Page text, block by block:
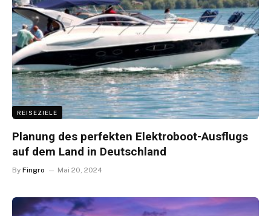
REISEZIELE
Planung des perfekten Elektroboot-Ausflugs
auf dem Land in Deutschland
By Fingro Mai 20, 2024